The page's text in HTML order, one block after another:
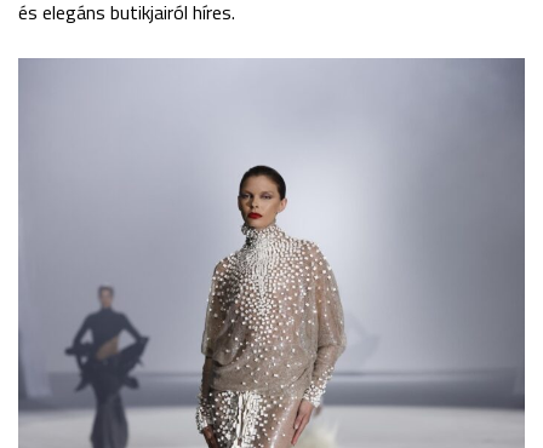
és elegáns butikjairól híres.